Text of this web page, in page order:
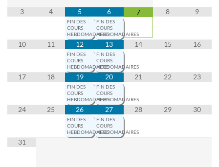
3 4 5
FIN DES
COURS
HEBDOMADAIRES
6
FIN DES
COURS
HEBDOMADAIRES
7 8 9
10 11 12
FIN DES
COURS
HEBDOMADAIRES
13
FIN DES
COURS
HEBDOMADAIRES
14 15 16
17 18 19
FIN DES
COURS
HEBDOMADAIRES
20
FIN DES
COURS
HEBDOMADAIRES
21 22 23
24 25 26
FIN DES
COURS
HEBDOMADAIRES
27
FIN DES
COURS
HEBDOMADAIRES
28 29 30
31